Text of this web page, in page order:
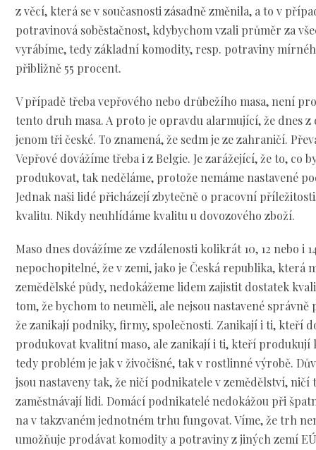
z věcí, která se v současnosti zásadně změnila, a to v
potravinová soběstačnost, kdybychom vzali průměr za
vyrábíme, tedy základní komodity, resp. potraviny
přibližně 55 procent.
V případě třeba vepřového nebo drůbežího masa, není
tento druh masa. A proto je opravdu alarmující, že dnes
jenom tři české. To znamená, že sedm je ze zahraničí.
Vepřové dovážíme třeba i z Belgie. Je zarážející, že to, co
produkovat, tak neděláme, protože nemáme nastavené
Jednak naši lidé přicházejí zbytečně o pracovní
kvalitu. Nikdy neuhlídáme kvalitu u dovozového zboží.
Maso dnes dovážíme ze vzdálenosti kolikrát 10, 12 nebo i
nepochopitelné, že v zemi, jako je Česká republika, která
zemědělské půdy, nedokážeme lidem zajistit dostatek
tom, že bychom to neuměli, ale nejsou nastavené
že zanikají podniky, firmy, společnosti. Zanikají i ti, kteří
produkovat kvalitní maso, ale zanikají i ti, kteří produkují
tedy problém je jak v živočišné, tak v rostlinné výrobě.
jsou nastaveny tak, že ničí podnikatele v zemědělství,
zaměstnávají lidi. Domácí podnikatelé nedokážou při
na v takzvaném jednotném trhu fungovat. Víme, že trh
umožňuje prodávat komodity a potraviny z jiných zemí